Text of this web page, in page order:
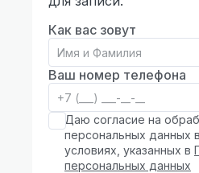
Как вас зовут
Ваш номер телефона
Даю согласие на
персональных данных
условиях, указанных в
персональных данных